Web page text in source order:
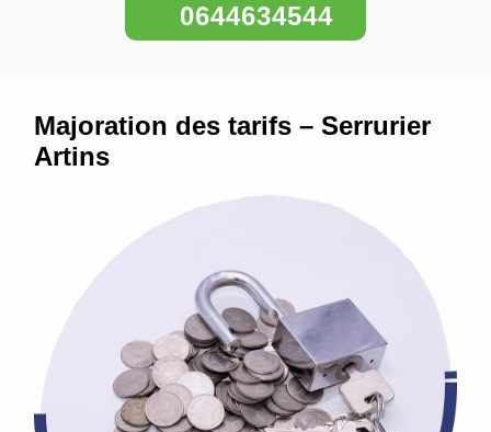
0644634544
Majoration des tarifs – Serrurier
Artins